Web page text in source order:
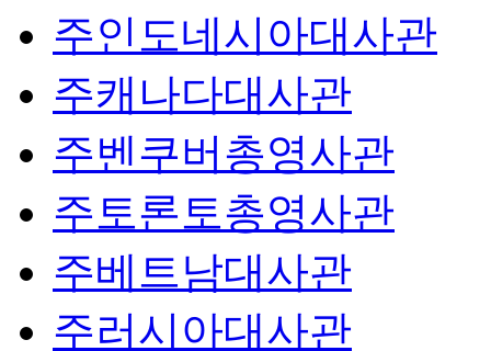
주인도네시아대사관
주캐나다대사관
주벤쿠버총영사관
주토론토총영사관
주베트남대사관
주러시아대사관